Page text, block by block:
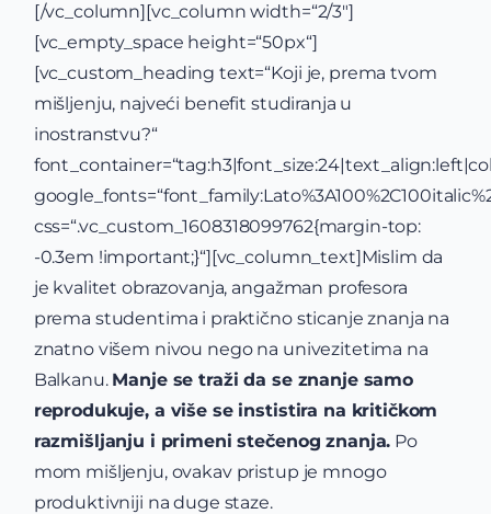
[/vc_column][vc_column width=“2/3″]
[vc_empty_space height=“50px“]
[vc_custom_heading text=“Koji je, prema tvom
mišljenju, najveći benefit studiranja u
inostranstvu?“
css=“.vc_custom_1608318099762{margin-top:
-0.3em !important;}“][vc_column_text]Mislim da
je kvalitet obrazovanja, angažman profesora
prema studentima i praktično sticanje znanja na
znatno višem nivou nego na univezitetima na
Balkanu. Manje se traži da se znanje samo
reprodukuje, a više se instistira na kritičkom
razmišljanju i primeni stečenog znanja. Po
mom mišljenju, ovakav pristup je mnogo
produktivniji na duge staze.